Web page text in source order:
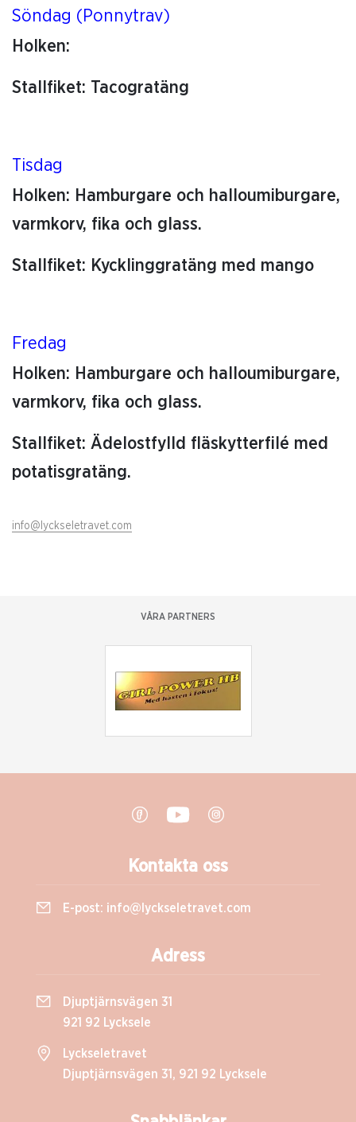
Söndag (Ponnytrav)
Holken:
Stallfiket: Tacogratäng
Tisdag
Holken: Hamburgare och halloumiburgare,
varmkorv, fika och glass.
Stallfiket: Kycklinggratäng med mango
Fredag
Holken: Hamburgare och halloumiburgare,
varmkorv, fika och glass.
Stallfiket: Ädelostfylld fläskytterfilé med
potatisgratäng.
info@lyckseletravet.com
VÅRA PARTNERS
Kontakta oss
E-post: info@lyckseletravet.com
Adress
Djuptjärnsvägen 31
921 92 Lycksele
Lyckseletravet
Djuptjärnsvägen 31, 921 92 Lycksele